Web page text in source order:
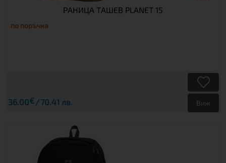
РАНИЦА ТАШЕВ PLANET 15
по поръчка
36.00€ 70.41 лв. Виж